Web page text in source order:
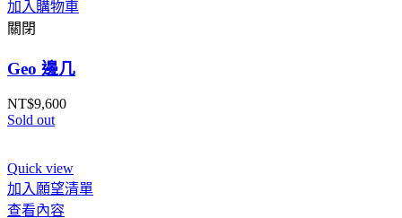
加入購物車
關閉
Geo 邊几
NT$9,600
Sold out
Quick view
加入願望清單
查看內容